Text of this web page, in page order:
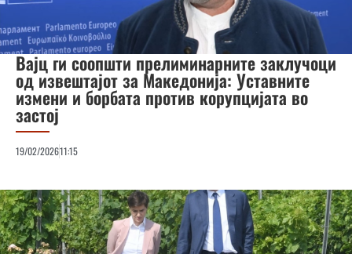
Вајц ги соопшти прелиминарните заклучоци
од извештајот за Македонија: Уставните
измени и борбата против корупцијата во
застој
19/02/202611:15